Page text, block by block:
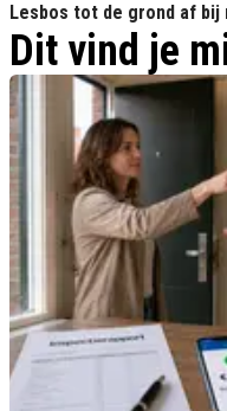
Lesbos tot de grond af
Dit vind je